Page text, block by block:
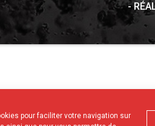
pour faciliter votre navigation sur